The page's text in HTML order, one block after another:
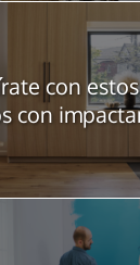
con
con